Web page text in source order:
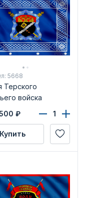
5668
Терского
войска
₽
Купить